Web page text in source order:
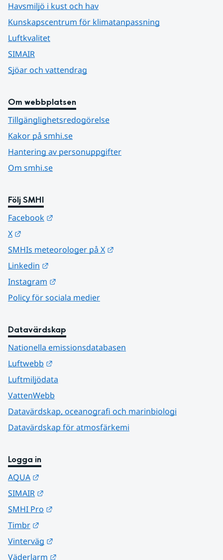
Havsmiljö i kust och hav
Kunskapscentrum för klimatanpassning
Luftkvalitet
SIMAIR
Sjöar och vattendrag
Om webbplatsen
Tillgänglighetsredogörelse
Kakor på smhi.se
Hantering av personuppgifter
Om smhi.se
Följ SMHI
Facebook
X
SMHIs meteorologer på X
Linkedin
Instagram
Policy för sociala medier
Datavärdskap
Nationella emissionsdatabasen
Luftwebb
Luftmiljödata
VattenWebb
Datavärdskap, oceanografi och marinbiologi
Datavärdskap för atmosfärkemi
Logga in
AQUA
SIMAIR
SMHI Pro
Timbr
Vinterväg
Väderlarm